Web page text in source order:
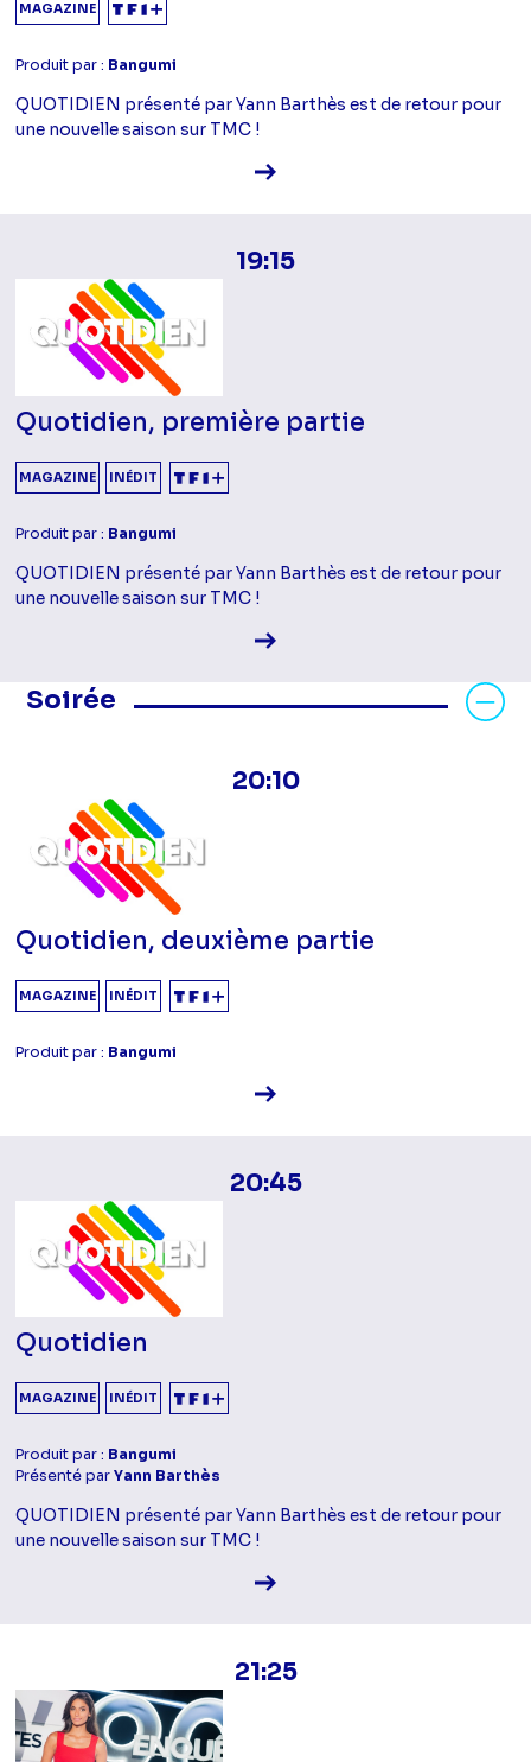
MAGAZINE
Produit par : Bangumi
QUOTIDIEN présenté par Yann Barthès est de retour pour
une nouvelle saison sur TMC !
Voir la fiche diffusion
19:15
Quotidien, première partie
MAGAZINE INÉDIT
Produit par : Bangumi
QUOTIDIEN présenté par Yann Barthès est de retour pour
une nouvelle saison sur TMC !
Voir la fiche diffusion
Soirée
Masquer les programmes Soirée
20:10
Quotidien, deuxième partie
MAGAZINE INÉDIT
Produit par : Bangumi
Voir la fiche diffusion
20:45
Quotidien
MAGAZINE INÉDIT
Produit par : Bangumi
Présenté parYann Barthès
QUOTIDIEN présenté par Yann Barthès est de retour pour
une nouvelle saison sur TMC !
Voir la fiche diffusion
21:25